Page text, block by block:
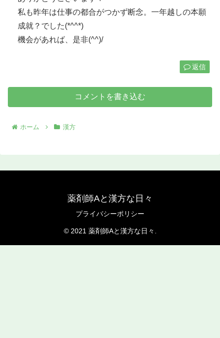
私も昨年は仕事の都合がつかず断念。一年越しの本願
成就？でした(*^^*)
機会があれば、是非(^^)/
返信
コメントを書き込む
ホーム 漢方
薬剤師Aと漢方な日々
プライバシーポリシー
© 2021 薬剤師Aと漢方な日々.